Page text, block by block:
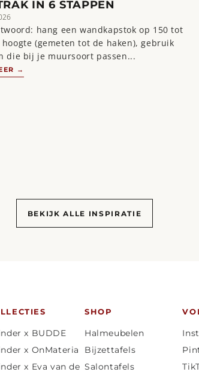
IN 6 STAPPEN
hang een wandkapstok op 150 tot
hoogte (gemeten tot de haken), gebruik
die bij je muursoort passen...
→
BEKIJK ALLE INSPIRATIE
x BUDDE
x OnMateria
x Eva van de
SHOP
Halmeubelen
Bijzettafels
Salontafels